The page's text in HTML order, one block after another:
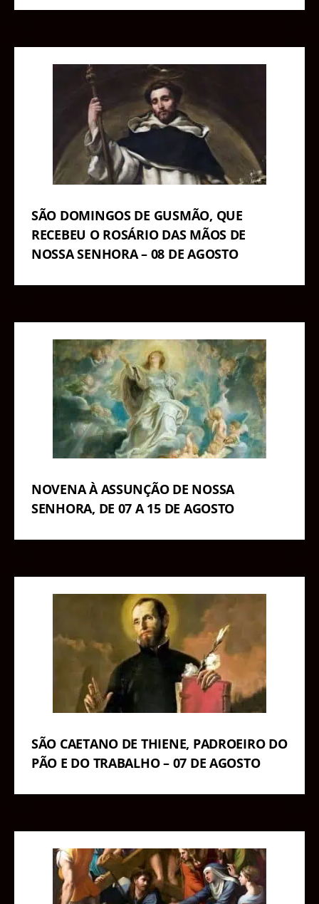
SÃO DOMINGOS DE GUSMÃO, QUE
RECEBEU O ROSÁRIO DAS MÃOS DE
NOSSA SENHORA – 08 DE AGOSTO
NOVENA À ASSUNÇÃO DE NOSSA
SENHORA, DE 07 A 15 DE AGOSTO
SÃO CAETANO DE THIENE, PADROEIRO DO
PÃO E DO TRABALHO – 07 DE AGOSTO